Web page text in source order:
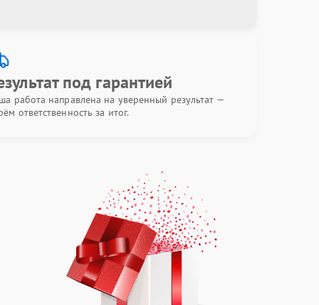
под гарантией
работа направлена на уверенный результат —
ответственность за итог.